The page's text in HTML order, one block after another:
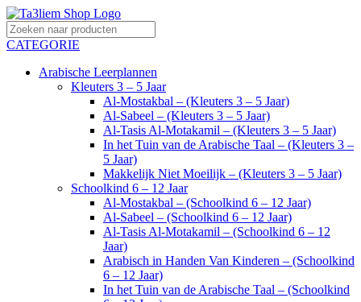
CATEGORIE
Arabische Leerplannen
Kleuters 3 – 5 Jaar
Al-Mostakbal – (Kleuters 3 – 5 Jaar)
Al-Sabeel – (Kleuters 3 – 5 Jaar)
Al-Tasis Al-Motakamil – (Kleuters 3 – 5 Jaar)
In het Tuin van de Arabische Taal – (Kleuters 3 –
5 Jaar)
Makkelijk Niet Moeilijk – (Kleuters 3 – 5 Jaar)
Schoolkind 6 – 12 Jaar
Al-Mostakbal – (Schoolkind 6 – 12 Jaar)
Al-Sabeel – (Schoolkind 6 – 12 Jaar)
Al-Tasis Al-Motakamil – (Schoolkind 6 – 12
Jaar)
Arabisch in Handen Van Kinderen – (Schoolkind
6 – 12 Jaar)
In het Tuin van de Arabische Taal – (Schoolkind